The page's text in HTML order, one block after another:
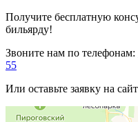
Получите бесплатную
бильярду!
Звоните нам по телефонам:
55
Или оставьте заявку на